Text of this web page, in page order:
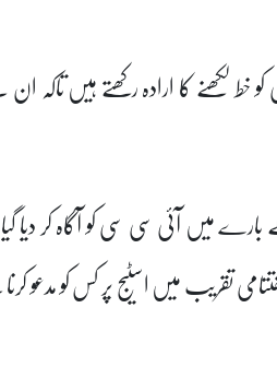
لکھنے کا ارادہ رکھتے ہیں تاکہ
میں آئی سی سی کو آگاہ کر دیا گیا
تقریب میں اسٹیج پر کس کو مدعو